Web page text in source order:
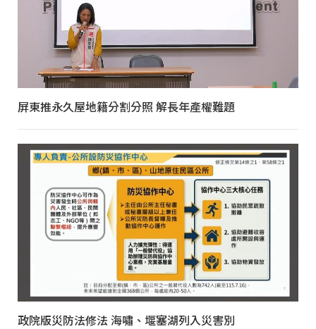
屏東推永久屋地籍分割分照 解長年產權難題
政院版災防法修法 海嘯、堰塞湖列入災害別